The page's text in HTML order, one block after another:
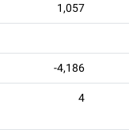
1,057
-4,186
4